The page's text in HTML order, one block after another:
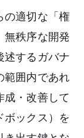
の適切な「権
無秩序な開発
述するガバナ
範囲内であれ
成・改善して
ボックス）を